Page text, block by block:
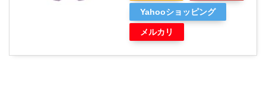
Yahooショッピング
メルカリ